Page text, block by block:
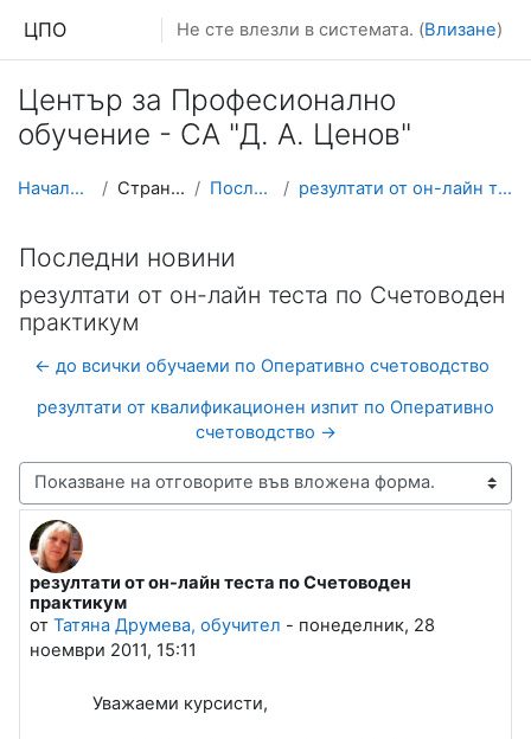
ЦПО Не сте влезли в системата. (Влизане)
Център за Професионално
обучение - СА "Д. А. Ценов"
Начална страница Страници от сайта Последни новини резултати от он-лайн теста по Счетоводен практикум
Последни новини
резултати от он-лайн теста по Счетоводен
практикум
← до всички обучаеми по Оперативно счетоводство
резултати от квалификационен изпит по Оперативно
счетоводство →
Начин на показване
резултати от он-лайн теста по Счетоводен
практикум
от Татяна Друмева, обучител - понеделник, 28
ноември 2011, 15:11
Number of replies: 0
Уважаеми курсисти,